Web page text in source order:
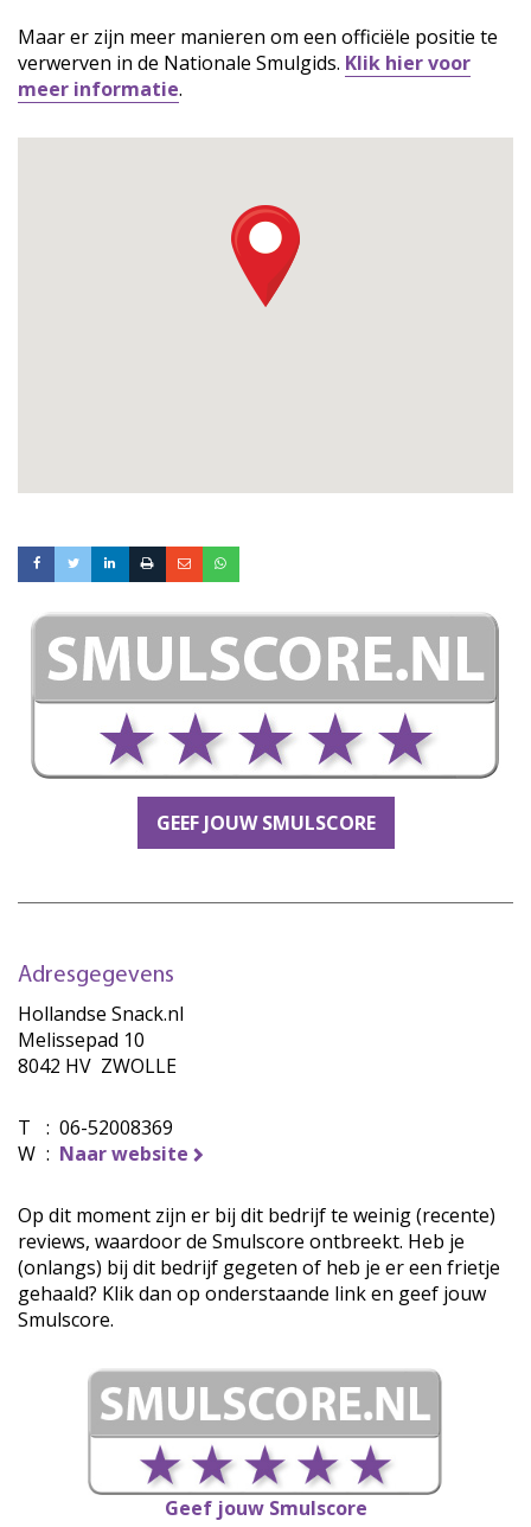
Maar er zijn meer manieren om een officiële positie te
verwerven in de Nationale Smulgids. Klik hier voor
meer informatie.
GEEF JOUW SMULSCORE
Adresgegevens
Hollandse Snack.nl
Melissepad 10
8042 HV ZWOLLE
T : 06-52008369
W : Naar website
Op dit moment zijn er bij dit bedrijf te weinig (recente)
reviews, waardoor de Smulscore ontbreekt. Heb je
(onlangs) bij dit bedrijf gegeten of heb je er een frietje
gehaald? Klik dan op onderstaande link en geef jouw
Smulscore.
Geef jouw Smulscore